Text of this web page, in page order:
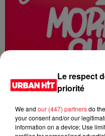
Le respect
priorité
We and our (447) partnersdo
your consent and/or our
information on a device; Use